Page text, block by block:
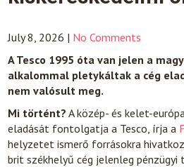
July 8, 2026 | No Comments
A Tesco 1995 óta van jelen a
alkalommal pletykáltak a cég
nem valósult meg.
Mi történt? A közép- és kelet-
eladását fontolgatja a Tesco, írja a
helyzetet ismerő forrásokra
brit székhelyű cég jelenleg pénzügyi